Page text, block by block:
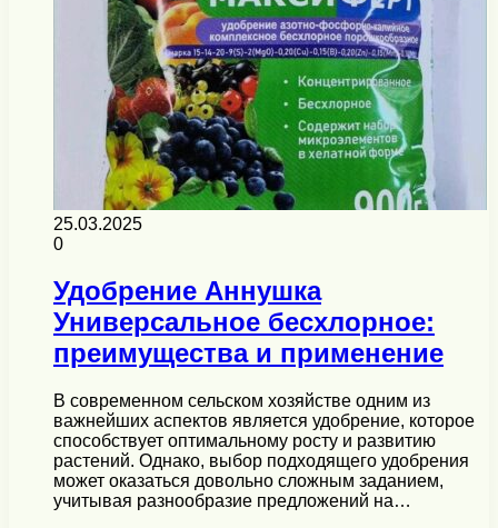
25.03.2025
0
Удобрение Аннушка
Универсальное бесхлорное:
преимущества и применение
В современном сельском хозяйстве одним из
важнейших аспектов является удобрение, которое
способствует оптимальному росту и развитию
растений. Однако, выбор подходящего удобрения
может оказаться довольно сложным заданием,
учитывая разнообразие предложений на…